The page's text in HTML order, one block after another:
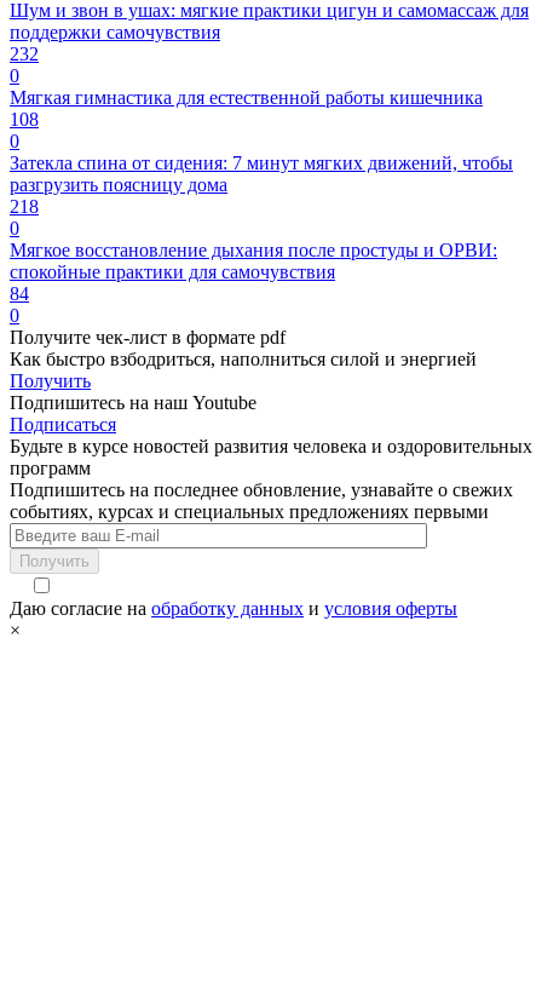
Шум и звон в ушах: мягкие практики цигун и самомассаж для
поддержки самочувствия
232
0
Мягкая гимнастика для естественной работы кишечника
108
0
Затекла спина от сидения: 7 минут мягких движений, чтобы
разгрузить поясницу дома
218
0
Мягкое восстановление дыхания после простуды и ОРВИ:
спокойные практики для самочувствия
84
0
Получите чек-лист в формате pdf
Как быстро взбодриться, наполниться силой и энергией
Получить
Подпишитесь на наш Youtube
Подписаться
Будьте в курсе новостей развития человека и оздоровительных
программ
Подпишитесь на последнее обновление, узнавайте о свежих
событиях, курсах и специальных предложениях первыми
Получить
Даю согласие на обработку данных и условия оферты
×